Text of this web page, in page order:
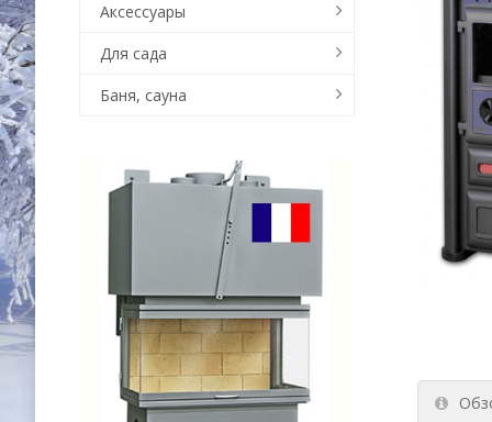
Аксессуары
Для сада
Баня, сауна